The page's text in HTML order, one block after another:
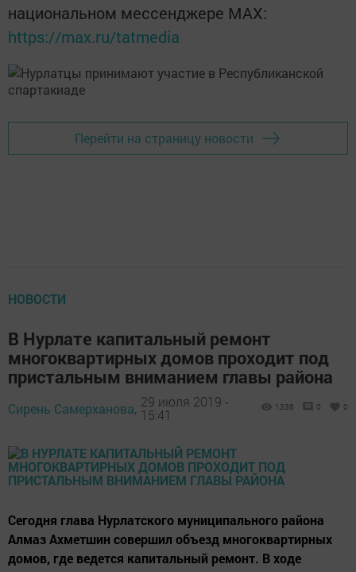
национальном мессенджере MАХ:
https://max.ru/tatmedia
Перейти на страницу новости
НОВОСТИ
В Нурлате капитальный ремонт
многоквартирных домов проходит под
пристальным вниманием главы района
Сирень Самерханова, 29 июля 2019 -
15:41
1338 0 0
Сегодня глава Нурлатского муниципального района
Алмаз Ахметшин совершил объезд многоквартирных
домов, где ведется капитальный ремонт. В ходе